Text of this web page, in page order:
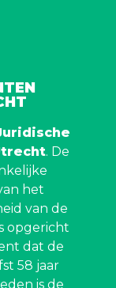
. De
het
van de
opgericht
dat de
58 jaar
is de